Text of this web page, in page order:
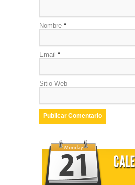
Nombre *
Email *
Sitio Web